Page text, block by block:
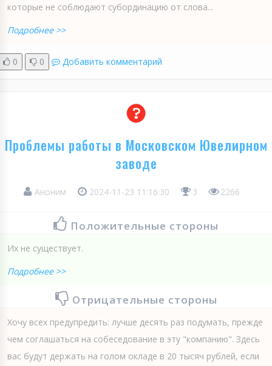
которые не соблюдают субординацию от слова...
Подробнее >>
0 0 Добавить комментарий
Проблемы работы в Московском Ювелирном
заводе
Аноним 2024-11-23 11:16:30 3 2266
Положительные стороны
Их не существует.
Подробнее >>
Отрицательные стороны
Хочу всех предупредить: лучше десять раз подумать, прежде
чем соглашаться на собеседование в эту "компанию". Здесь
вас будут держать на голом окладе в 20 тысяч рублей, если